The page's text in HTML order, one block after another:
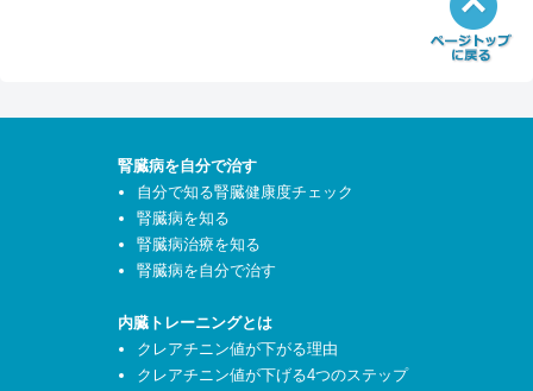
腎臓病を自分で治す
自分で知る腎臓健康度チェック
腎臓病を知る
腎臓病治療を知る
腎臓病を自分で治す
内臓トレーニングとは
クレアチニン値が下がる理由
クレアチニン値が下げる4つのステップ